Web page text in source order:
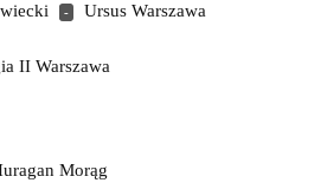
- Ursus Warszawa
II Warszawa
Morąg